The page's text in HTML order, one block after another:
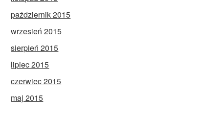
październik 2015
wrzesień 2015
sierpień 2015
lipiec 2015
czerwiec 2015
maj 2015